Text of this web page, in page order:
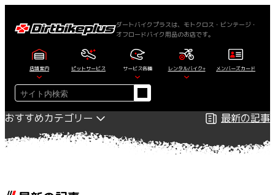
ダートバイクプラスは、モトクロス・ビンテージ・
オフロードバイク用品のお店です。
店舗案内 ピットサービス サービス各種 レンタルバイク+ メンバーズカード
検
索
おすすめカテゴリー
最新の記事